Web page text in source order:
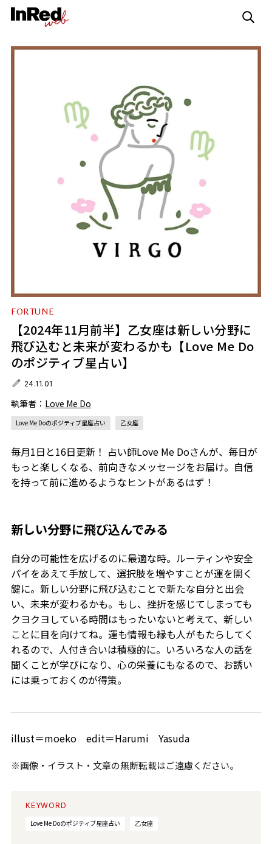
FORTUNE
【2024年11月前半】乙女座は新しい分野に
飛び込むと未来が変わるかも【Love Me Do
のポジティブ星占い】
24.11.01
執筆者： Love Me Do
Love Me Doのポジティブ星座占い 乙女座
毎月1日と16日更新！ 占い師Love Me Doさんが、毎日が
もっと楽しくなる、前向きなメッセージをお届け。自信
を持って前に進めるようなヒントがあるはず！
新しい分野に飛び込んでみる
自分の可能性を広げるのに最適な時。ルーティンや安全
パイをあえて手放して、選択肢を増やすことが運を開く
鍵に。新しい分野に飛び込むことで新たな自分と出会
い、未来が変わるかも。もし、挫折を感じてしまっても
クヨクヨしている時間はもったいないと考えて、新しい
ことに目を向けてね。運も情報も縁も人がもたらしてく
れるので、人付き合いは積極的に。いろいろな人の話を
聞くことが学びになり、心の栄養にもなるので、お誘い
には乗っておくのが得策。
illust＝moeko edit＝Harumi Yasuda
※画像・イラスト・文章の無断転載はご遠慮ください。
KEYWORD
Love Me Doのポジティブ星座占い
乙女座